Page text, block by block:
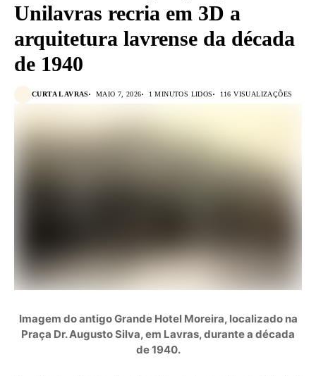
Unilavras recria em 3D a
arquitetura lavrense da década
de 1940
CURTA LAVRAS MAIO 7, 2026 1 MINUTOS LIDOS 116 VISUALIZAÇÕES
Imagem do antigo Grande Hotel Moreira, localizado na
Praça Dr. Augusto Silva, em Lavras, durante a década
de 1940.